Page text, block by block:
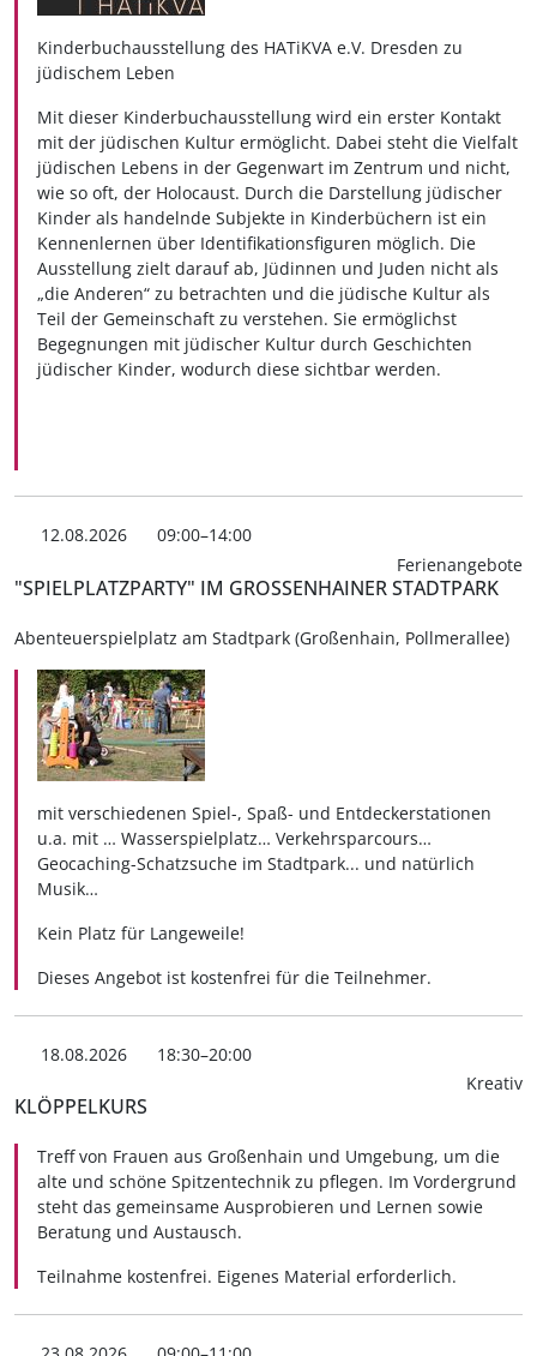
Kinderbuchausstellung des HATiKVA e.V. Dresden zu
jüdischem Leben
Mit dieser Kinderbuchausstellung wird ein erster Kontakt
mit der jüdischen Kultur ermöglicht. Dabei steht die Vielfalt
jüdischen Lebens in der Gegenwart im Zentrum und nicht,
wie so oft, der Holocaust. Durch die Darstellung jüdischer
Kinder als handelnde Subjekte in Kinderbüchern ist ein
Kennenlernen über Identifikationsfiguren möglich. Die
Ausstellung zielt darauf ab, Jüdinnen und Juden nicht als
„die Anderen“ zu betrachten und die jüdische Kultur als
Teil der Gemeinschaft zu verstehen. Sie ermöglichst
Begegnungen mit jüdischer Kultur durch Geschichten
jüdischer Kinder, wodurch diese sichtbar werden.
12.08.2026
09:00–14:00
Ferienangebote
"SPIELPLATZPARTY" IM GROSSENHAINER STADTPARK
Abenteuerspielplatz am Stadtpark (Großenhain, Pollmerallee)
mit verschiedenen Spiel-, Spaß- und Entdeckerstationen
u.a. mit … Wasserspielplatz… Verkehrsparcours…
Geocaching-Schatzsuche im Stadtpark... und natürlich
Musik…
Kein Platz für Langeweile!
Dieses Angebot ist kostenfrei für die Teilnehmer.
18.08.2026
18:30–20:00
Kreativ
KLÖPPELKURS
Treff von Frauen aus Großenhain und Umgebung, um die
alte und schöne Spitzentechnik zu pflegen. Im Vordergrund
steht das gemeinsame Ausprobieren und Lernen sowie
Beratung und Austausch.
Teilnahme kostenfrei. Eigenes Material erforderlich.